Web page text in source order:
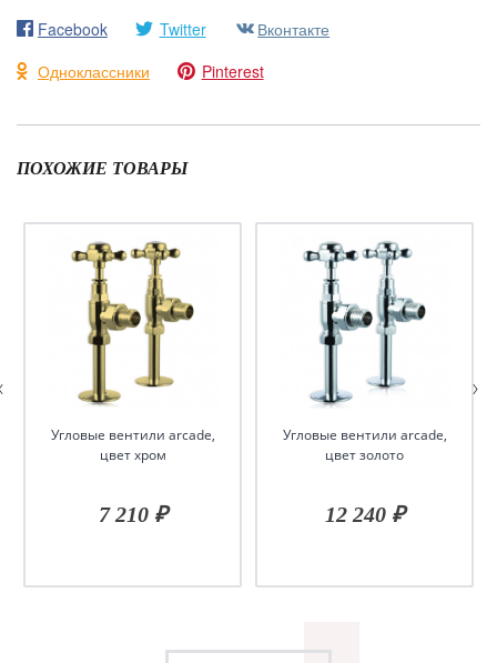
Facebook Twitter
Вконтакте
Одноклассники
Pinterest
ПОХОЖИЕ ТОВАРЫ
Угловые вентили arcade,
цвет хром
7 210 ₽
Угловые вентили arcade,
цвет золото
12 240 ₽